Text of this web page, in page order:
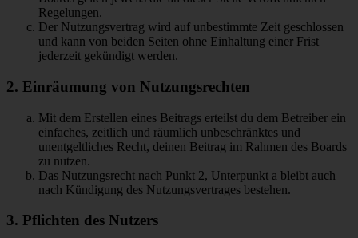
Regelungen.
Der Nutzungsvertrag wird auf unbestimmte Zeit geschlossen
und kann von beiden Seiten ohne Einhaltung einer Frist
jederzeit gekündigt werden.
2. Einräumung von Nutzungsrechten
Mit dem Erstellen eines Beitrags erteilst du dem Betreiber ein
einfaches, zeitlich und räumlich unbeschränktes und
unentgeltliches Recht, deinen Beitrag im Rahmen des Boards
zu nutzen.
Das Nutzungsrecht nach Punkt 2, Unterpunkt a bleibt auch
nach Kündigung des Nutzungsvertrages bestehen.
3. Pflichten des Nutzers